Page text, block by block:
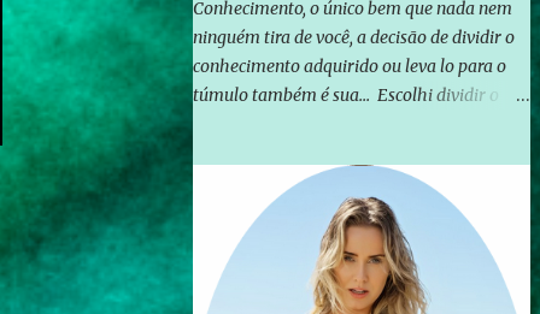
Conhecimento, o único bem que nada nem
ninguém tira de você, a decisão de dividir o
conhecimento adquirido ou leva lo para o
túmulo também é sua... Escolhi dividir o
mais e mais pessoas terem acesso a
educação e ao conhecimento. Não sou
Professor, a mais nobre das profissões, mas
tento ser um empreendedor da
comunicação, que além de informação